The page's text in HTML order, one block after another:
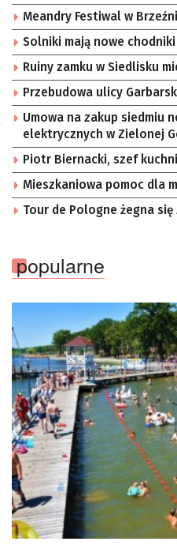
Meandry Festiwal w
Solniki mają nowe chodniki
Ruiny zamku w Siedlisku
Przebudowa ulicy
Umowa na zakup siedmiu
elektrycznych w Zielonej
Piotr Biernacki, szef kuchni
Mieszkaniowa pomoc dla
Tour de Pologne żegna się
popularne